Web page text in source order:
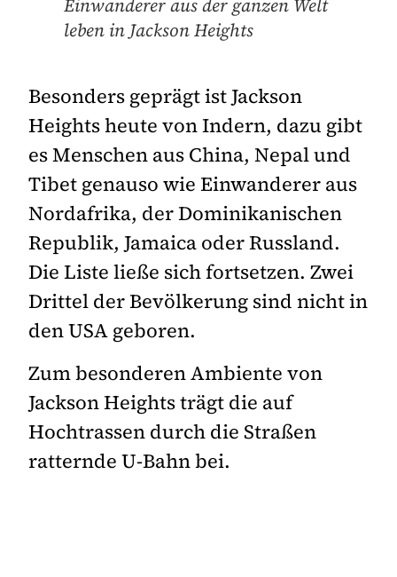
Einwanderer aus der ganzen Welt
leben in Jackson Heights
Besonders geprägt ist Jackson
Heights heute von Indern, dazu gibt
es Menschen aus China, Nepal und
Tibet genauso wie Einwanderer aus
Nordafrika, der Dominikanischen
Republik, Jamaica oder Russland.
Die Liste ließe sich fortsetzen. Zwei
Drittel der Bevölkerung sind nicht in
den USA geboren.
Zum besonderen Ambiente von
Jackson Heights trägt die auf
Hochtrassen durch die Straßen
ratternde U-Bahn bei.